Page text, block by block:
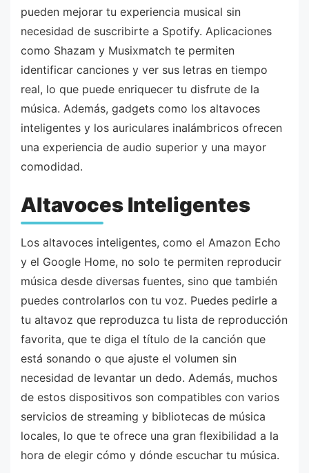
pueden mejorar tu experiencia musical sin
necesidad de suscribirte a Spotify. Aplicaciones
como Shazam y Musixmatch te permiten
identificar canciones y ver sus letras en tiempo
real, lo que puede enriquecer tu disfrute de la
música. Además, gadgets como los altavoces
inteligentes y los auriculares inalámbricos ofrecen
una experiencia de audio superior y una mayor
comodidad.
Altavoces Inteligentes
Los altavoces inteligentes, como el Amazon Echo
y el Google Home, no solo te permiten reproducir
música desde diversas fuentes, sino que también
puedes controlarlos con tu voz. Puedes pedirle a
tu altavoz que reproduzca tu lista de reproducción
favorita, que te diga el título de la canción que
está sonando o que ajuste el volumen sin
necesidad de levantar un dedo. Además, muchos
de estos dispositivos son compatibles con varios
servicios de streaming y bibliotecas de música
locales, lo que te ofrece una gran flexibilidad a la
hora de elegir cómo y dónde escuchar tu música.